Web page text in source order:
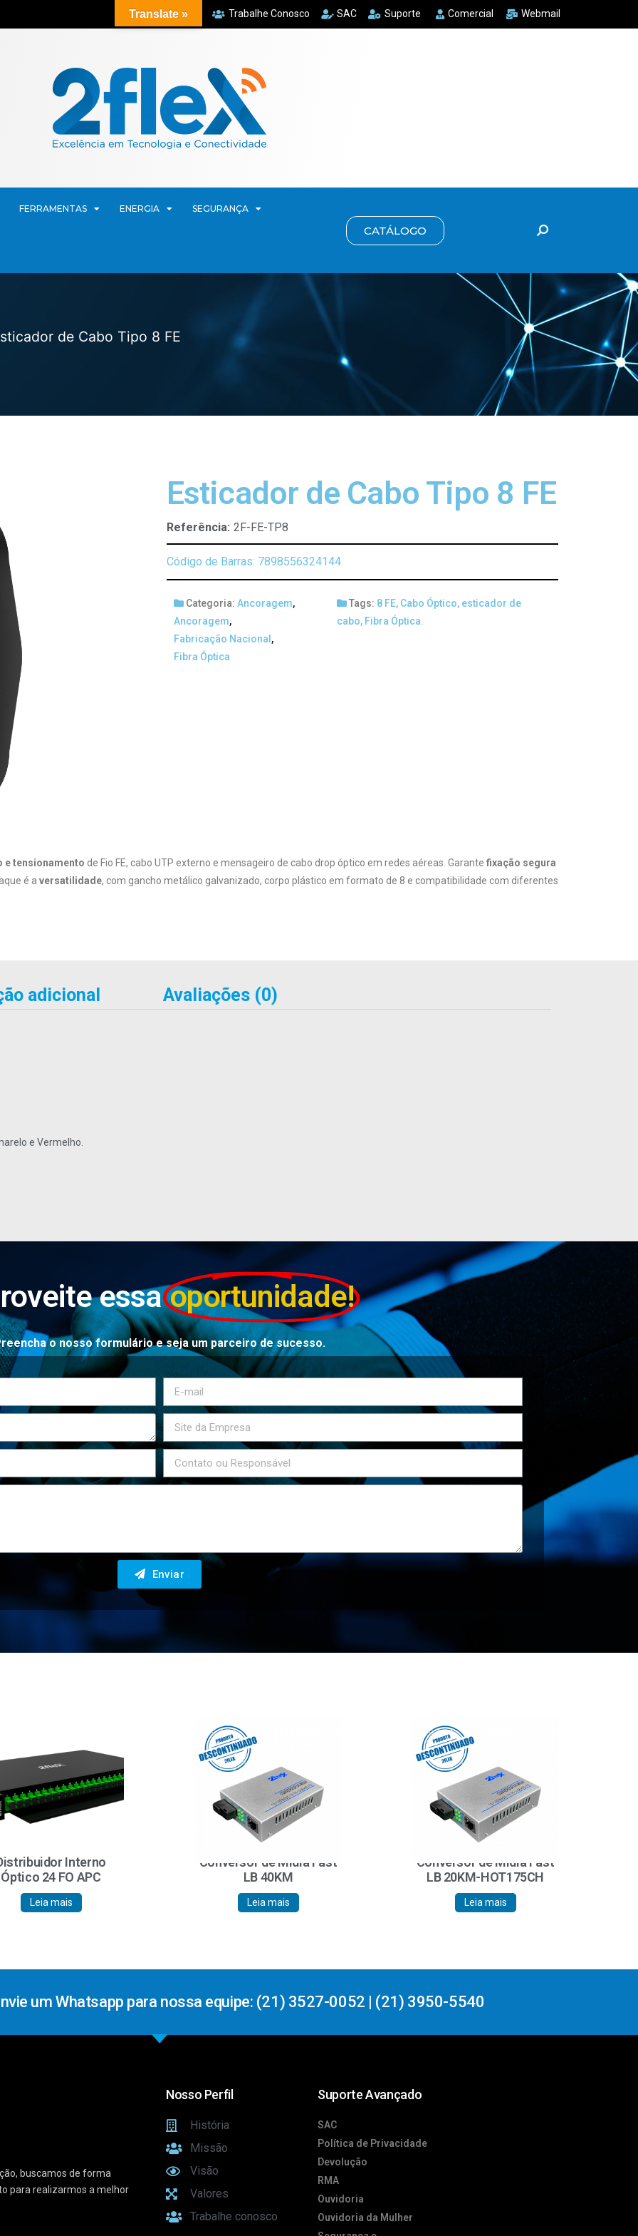
Trabalhe Conosco SAC Suporte Comercial Webmail
FERRAMENTAS ENERGIA SEGURANÇA
CATÁLOGO
de Cabo Tipo 8 FE
Esticador de Cabo Tipo 8 FE
Referência: 2F-FE-TP8
Código de Barras: 7898556324144
Categoria: Ancoragem,
Ancoragem,
Fabricação Nacional ,
Fibra Óptica
Tags: 8 FE, Cabo Óptico, esticador de
cabo, Fibra Óptica.
e tensionamento de Fio FE, cabo UTP externo e mensageiro de cabo drop óptico em redes aéreas. Garante fixação segura
é a versatilidade, com gancho metálico galvanizado, corpo plástico em formato de 8 e compatibilidade com diferentes
adicional Avaliações (0)
e Vermelho.
essa oportunidade!
o nosso formulário e seja um parceiro de sucesso.
Enviar
Interno
Óptico 24 FO APC
Leia mais
Conversor de Mídia Fast
LB 40KM
Leia mais
Conversor de Mídia Fast
LB 20KM-HOT175CH
Leia mais
um Whatsapp para nossa equipe: (21) 3527-0052 | (21) 3950-5540
buscamos de forma
para realizarmos a melhor
Nosso Perfil
História
Missão
Visão
Valores
Trabalhe conosco
Suporte Avançado
SAC
Política de Privacidade
Devolução
RMA
Ouvidoria
Ouvidoria da Mulher
Translate »